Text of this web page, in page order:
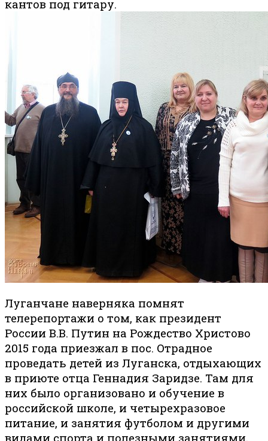
кантов под гитару.
Луганчане наверняка помнят
телерепортажи о том, как президент
России В.В. Путин на Рождество Христово
2015 года приезжал в пос. Отрадное
проведать детей из Луганска, отдыхающих
в приюте отца Геннадия Заридзе. Там для
них было организовано и обучение в
российской школе, и четырехразовое
питание, и занятия футболом и другими
видами спорта и полезными занятиями,